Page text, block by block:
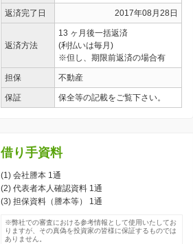
返済完了日 2017年08月28日
返済方法
13 ヶ月後一括返済
(利払いは毎月)
※但し、期限前返済の場合有
担保 不動産
保証 保全等の記載をご覧下さい。
借り手資料
(1) 会社謄本 1通
(2) 代表者本人確認資料 1通
(3) 担保資料（謄本等） 1通
※弊社での審査における参考情報として使用いたしてお
りますが、その真偽を投資家の皆様に保証するものでは
ありません。